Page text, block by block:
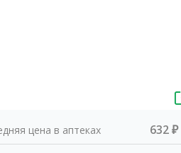
цена в аптеках 632 ₽